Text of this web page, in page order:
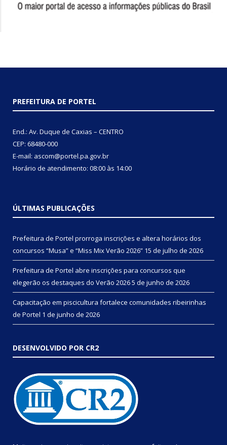
PREFEITURA DE PORTEL
End.: Av. Duque de Caxias – CENTRO
CEP: 68480-000
E-mail: ascom@portel.pa.gov.br
Horário de atendimento: 08:00 às 14:00
ÚLTIMAS PUBLICAÇÕES
Prefeitura de Portel prorroga inscrições e altera horários dos
concursos “Musa” e “Miss Mix Verão 2026” 15 de julho de 2026
Prefeitura de Portel abre inscrições para concursos que
elegerão os destaques do Verão 20265 de junho de 2026
Capacitação em piscicultura fortalece comunidades ribeirinhas
de Portel 1 de junho de 2026
DESENVOLVIDO POR CR2